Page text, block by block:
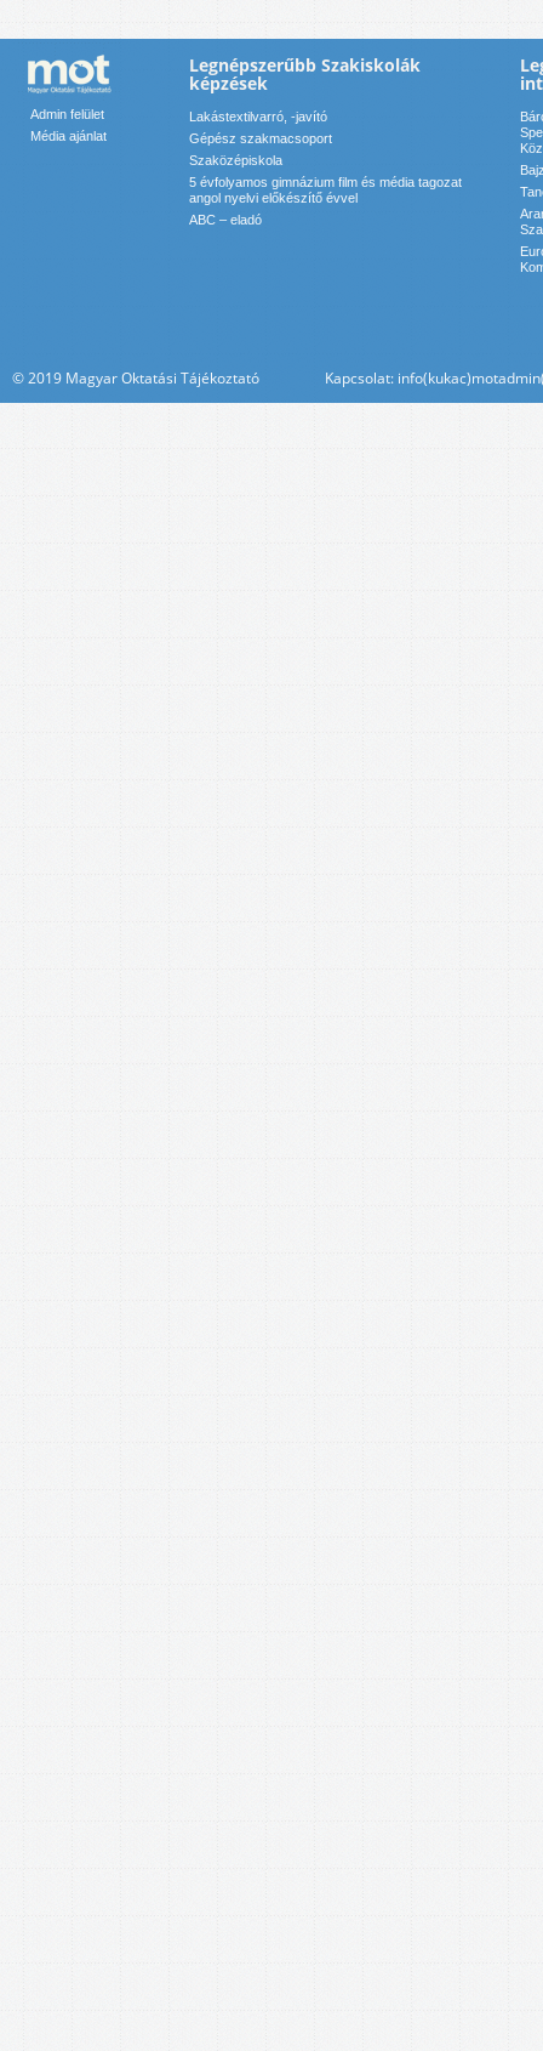
Admin felület
Média ajánlat
Legnépszerűbb Szakiskolák
képzések
Lakástextilvarró, -javító
Gépész szakmacsoport
Szaközépiskola
5 évfolyamos gimnázium film és média tagozat
angol nyelvi előkészítő évvel
ABC – eladó
© 2019 Magyar Oktatási Tájékoztató Kapcsolat: